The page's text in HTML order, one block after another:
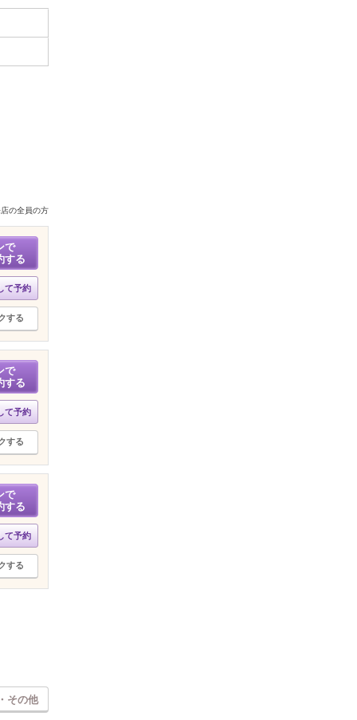
の全員の方
で
する
て予約
する
で
する
て予約
する
で
する
て予約
する
その他